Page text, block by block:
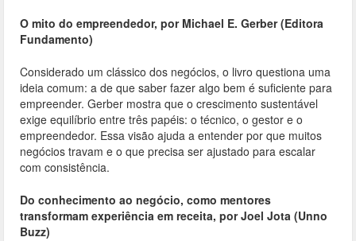
O mito do empreendedor, por Michael E. Gerber (Editora
Fundamento)
Considerado um clássico dos negócios, o livro questiona uma
ideia comum: a de que saber fazer algo bem é suficiente para
empreender. Gerber mostra que o crescimento sustentável
exige equilíbrio entre três papéis: o técnico, o gestor e o
empreendedor. Essa visão ajuda a entender por que muitos
negócios travam e o que precisa ser ajustado para escalar
com consistência.
Do conhecimento ao negócio, como mentores
transformam experiência em receita, por Joel Jota (Unno
Buzz)